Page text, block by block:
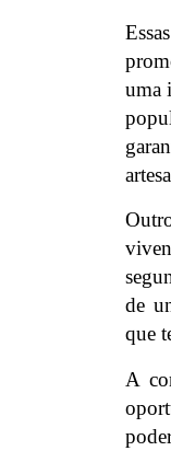
uma
de
que
A